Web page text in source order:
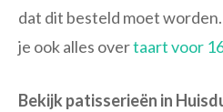
dat dit besteld moet
je ook alles overtaart voor
Bekijk patisserieën in